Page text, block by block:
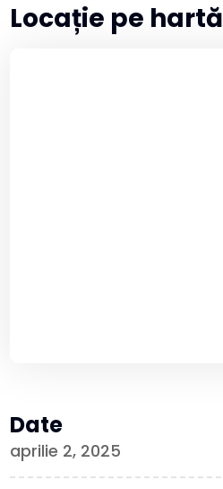
Locație pe hartă
Date
aprilie 2, 2025